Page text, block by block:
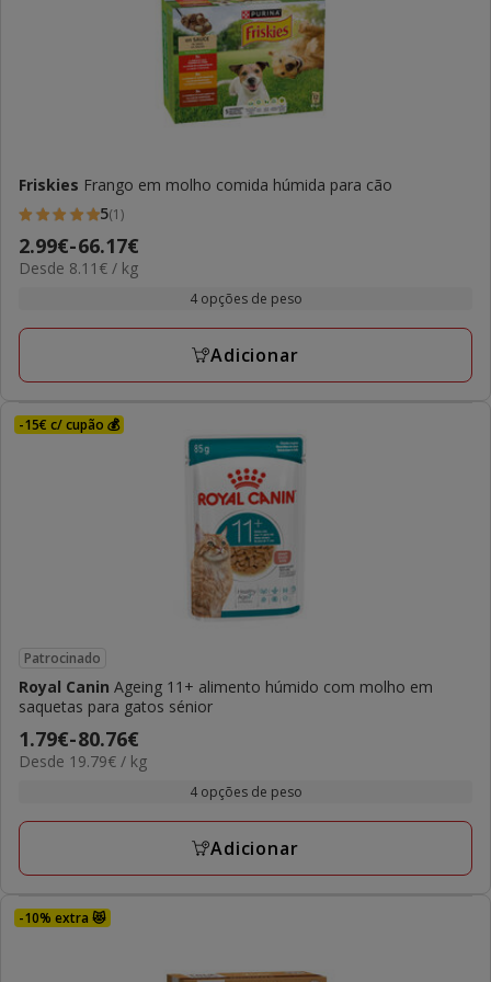
Friskies Frango em molho comida húmida para cão
5
estrelas
com
avaliações
5(1)
Preço
de
a
2.99€-66.17€
8.11€
Desde 8.11€ / kg
4 opções de peso
Adicionar
-15€ c/ cupão 💰
Patrocinado
Royal Canin Ageing 11+ alimento húmido com molho em
saquetas para gatos sénior
Preço
de
a
1.79€-80.76€
19.79€
Desde 19.79€ / kg
4 opções de peso
Adicionar
-10% extra 😻